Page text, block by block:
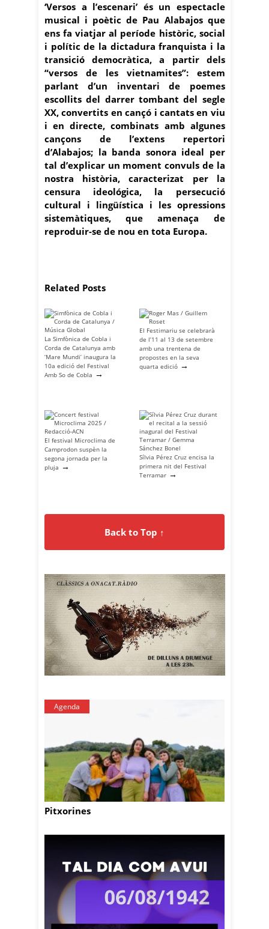
‘Versos a l’escenari’ és un espectacle
musical i poètic de Pau Alabajos que
ens fa viatjar al període històric, social
i polític de la dictadura franquista i la
transició democràtica, a partir dels
“versos de les vietnamites”: estem
parlant d’un inventari de poemes
escollits del darrer tombant del segle
XX, convertits en cançó i cantats en viu
i en directe, combinats amb algunes
cançons de l’extens repertori
d’Alabajos; la banda sonora ideal per
tal d’explicar un moment convuls de la
nostra història, caracterizat per la
censura ideológica, la persecució
cultural i lingüística i les opressions
sistemàtiques, que amenaça de
reproduir-se de nou en tota Europa.
Related Posts
La Simfònica de Cobla i
Corda de Catalunya amb
‘Mare Mundi’ inaugura la
10a edició del Festival
Amb So de Cobla →
El Festimariu se celebrarà
de l’11 al 13 de setembre
amb una trentena de
propostes en la seva
quarta edició →
El festival Microclima de
Camprodon suspèn la
segona jornada per la
pluja →
Sílvia Pérez Cruz encisa la
primera nit del Festival
Terramar →
Back to Top ↑
Agenda
Pitxorines